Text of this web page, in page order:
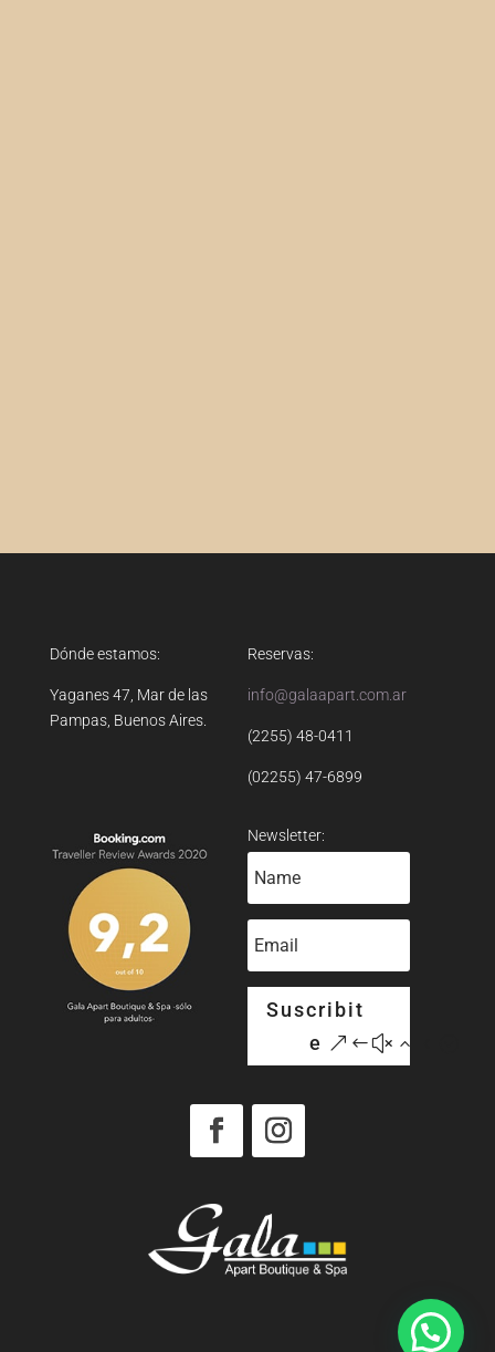
Dónde estamos:
Yaganes 47, Mar de las
Pampas, Buenos Aires.
Reservas:
info@galaapart.com.ar
(2255) 48-0411
(02255) 47-6899
Newsletter:
Suscribit
e